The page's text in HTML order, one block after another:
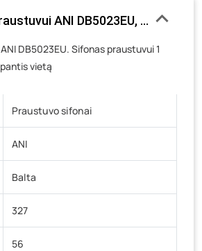
Visaginas - 0 vienetų
Druskininkai - 0 vienetų
Ukmergė
17, Rokiškis
Zarasai- 0 vienetų
ANI DB5023EU, 1 1/4, be
DB5023EU. Sifonas praustuvui 1
vietą
Praustuvo sifonai
ANI
Balta
327
56